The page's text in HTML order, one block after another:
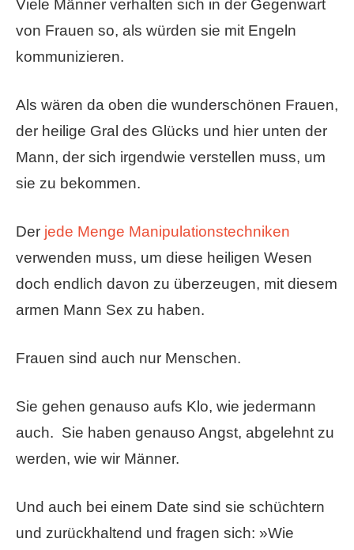
Viele Männer verhalten sich in der Gegenwart
von Frauen so, als würden sie mit Engeln
kommunizieren.
Als wären da oben die wunderschönen Frauen,
der heilige Gral des Glücks und hier unten der
Mann, der sich irgendwie verstellen muss, um
sie zu bekommen.
Der jede Menge Manipulationstechniken
verwenden muss, um diese heiligen Wesen
doch endlich davon zu überzeugen, mit diesem
armen Mann Sex zu haben.
Frauen sind auch nur Menschen.
Sie gehen genauso aufs Klo, wie jedermann
auch. Sie haben genauso Angst, abgelehnt zu
werden, wie wir Männer.
Und auch bei einem Date sind sie schüchtern
und zurückhaltend und fragen sich: »Wie